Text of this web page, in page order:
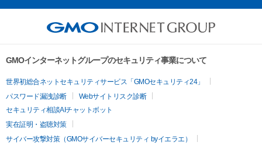
GMOインターネットグループのセキュリティ事業について
世界初総合ネットセキュリティサービス「GMOセキュリティ24」
パスワード漏洩診断
Webサイトリスク診断
セキュリティ相談AIチャットボット
実在証明・盗聴対策
サイバー攻撃対策（GMOサイバーセキュリティ byイエラエ）